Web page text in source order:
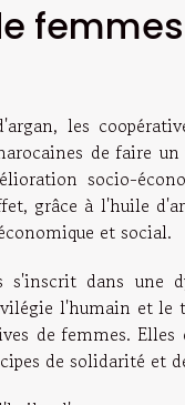
les
de faire
socio-
grâce à l'huile
et social.
s'inscrit dans une
l'humain et
de femmes.
de solidarité et